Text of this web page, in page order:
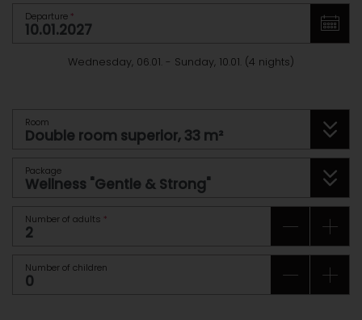
Departure *
Wednesday, 06.01. - Sunday, 10.01. (4 nights)
Room
Package
Number of adults *
Number of children